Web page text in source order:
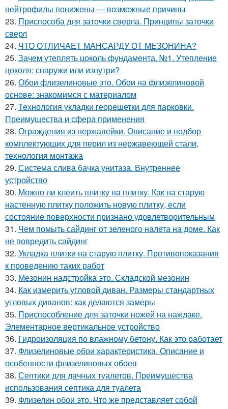
нейтрофилы понижены — возможные причины
23. Приспособа для заточки сверла. Принципы заточки
сверл
24. ЧТО ОТЛИЧАЕТ МАНСАРДУ ОТ МЕЗОНИНА?
25. Зачем утеплять цоколь фундамента. №1. Утепление
цоколя: снаружи или изнутри?
26. Обои флизелиновые это. Обои на флизелиновой
основе: знакомимся с материалом
27. Технология укладки георешетки для парковки.
Преимущества и сфера применения
28. Ограждения из нержавейки. Описание и подбор
комплектующих для перил из нержавеющей стали,
технология монтажа
29. Система слива бачка унитаза. Внутреннее
устройство
30. Можно ли клеить плитку на плитку. Как на старую
настенную плитку положить новую плитку, если
состояние поверхности признано удовлетворительным
31. Чем помыть сайдинг от зеленого налета на доме. Как
не повредить сайдинг
32. Укладка плитки на старую плитку. Противопоказания
к проведению таких работ
33. Мезонин надстройка это. Складской мезонин
34. Как измерить угловой диван. Размеры стандартных
угловых диванов: как делаются замеры
35. Приспособление для заточки ножей на наждаке.
Элементарное вертикальное устройство
36. Гидроизоляция по влажному бетону. Как это работает
37. Флизелиновые обои характеристика. Описание и
особенности флизелиновых обоев
38. Септики для дачных туалетов. Преимущества
использования септика для туалета
39. Флизелин обои это. Что же представляет собой